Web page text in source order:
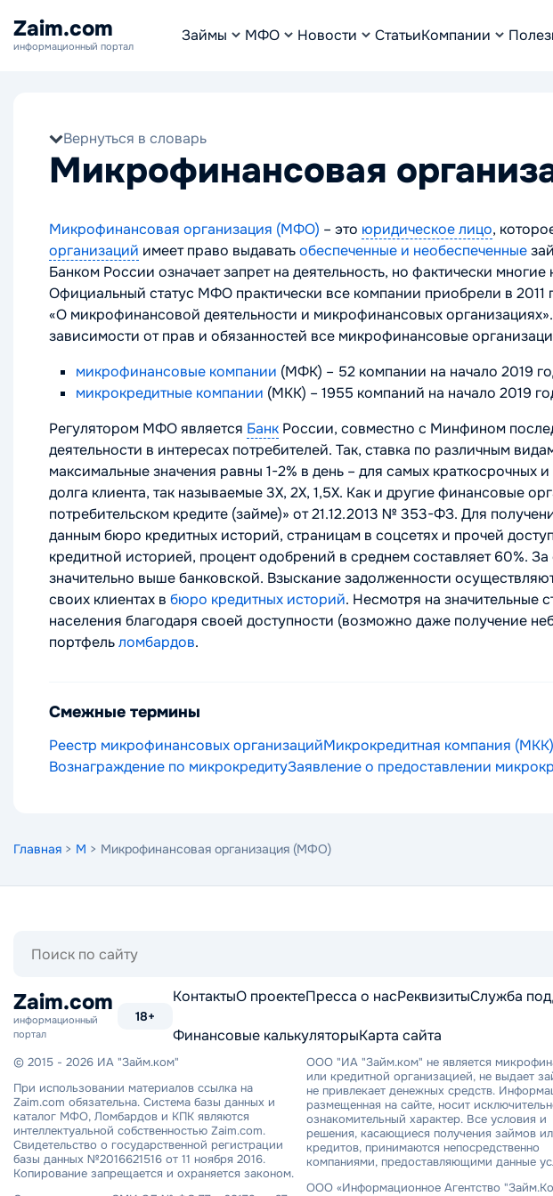
Zaim.com
информационный портал
Займы МФО Новости СтатьиКомпании
Вернуться в словарь
Микрофинансовая
Микрофинансовая организация (МФО) – это юридическое лицо,
организаций имеет право выдаватьобеспеченные и необеспеченные
Банком России означает запрет на деятельность, но фактически
Официальный статус МФО практически все компании приобрели в
«О микрофинансовой деятельности и микрофинансовых
зависимости от прав и обязанностей все микрофинансовые
микрофинансовые компании (МФК) – 52 компании на начало 2019
микрокредитные компании (МКК) – 1955 компаний на начало 2019
Регулятором МФО является Банк России, совместно с Минфином
деятельности в интересах потребителей. Так, ставка по различным
максимальные значения равны 1-2% в день – для самых
долга клиента, так называемые3Х, 2Х, 1,5Х. Как и другие финансовые
потребительском кредите (займе)» от 21.12.2013 № 353-ФЗ. Для
данным бюро кредитных историй, страницам в соцсетях и прочей
кредитной историей, процент одобрений в среднем составляет 60%.
значительно выше банковской. Взыскание задолженности
своих клиентах в бюро кредитных историй. Несмотря на значительные
населения благодаря своей доступности (возможно даже получение
портфельломбардов.
Смежные термины
Реестр микрофинансовых организацийМикрокредитная компания (МКК)
Вознаграждение по микрокредитуЗаявление о предоставлении
Главная > М > Микрофинансовая организация (МФО)
Zaim.com
информационный
портал
18+
КонтактыО проектеПресса о насРеквизитыСлужба
Финансовые калькуляторыКарта сайта
© 2015 - 2026 ИА "Займ.ком"
При использовании материалов ссылка на
Zaim.com обязательна. Система базы данных и
каталог МФО, Ломбардов и КПК являются
интеллектуальной собственностью Zaim.com.
Свидетельство о государственной регистрации
базы данных №2016621516 от 11 ноября 2016.
Копирование запрещается и охраняется законом.
ООО "ИА "Займ.ком" не является
или кредитной организацией, не выдает
не привлекает денежных средств.
размещенная на сайте, носит
ознакомительный характер. Все условия и
решения, касающиеся получения займов
кредитов, принимаются непосредственно
компаниями, предоставляющими данные
ООО «Информационное Агентство